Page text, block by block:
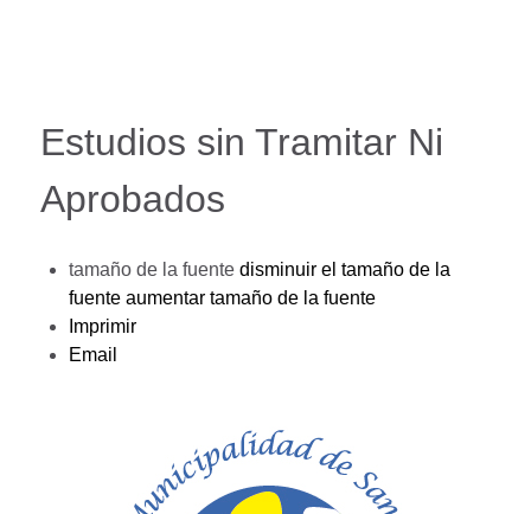
Estudios sin Tramitar Ni
Aprobados
tamaño de la fuente disminuir el tamaño de la
fuente aumentar tamaño de la fuente
Imprimir
Email